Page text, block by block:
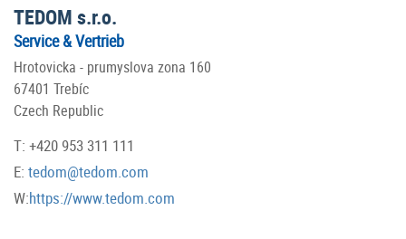
TEDOM s.r.o.
Service & Vertrieb
Hrotovicka - prumyslova zona 160
67401 Trebíc
Czech Republic
T: +420 953 311 111
E: tedom@tedom.com
W:https://www.tedom.com